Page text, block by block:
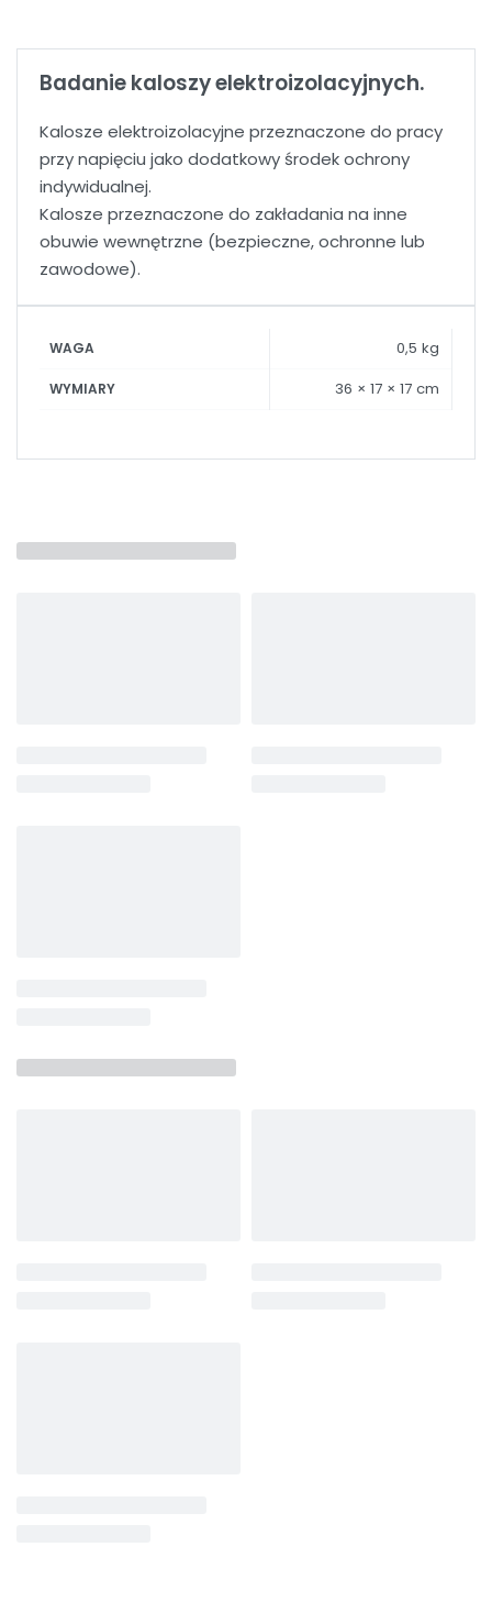
Badanie kaloszy elektroizolacyjnych.
Kalosze elektroizolacyjne przeznaczone do pracy
przy napięciu jako dodatkowy środek ochrony
indywidualnej.
Kalosze przeznaczone do zakładania na inne
obuwie wewnętrzne (bezpieczne, ochronne lub
zawodowe).
WAGA 0,5 kg
WYMIARY 36 × 17 × 17 cm